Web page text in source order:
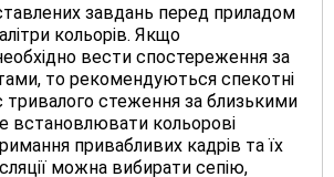
завдань перед приладом
кольорів. Якщо
вести спостереження за
то рекомендуються спекотні
тривалого стеження за близькими
встановлювати кольорові
привабливих кадрів та їх
можна вибирати сепію,